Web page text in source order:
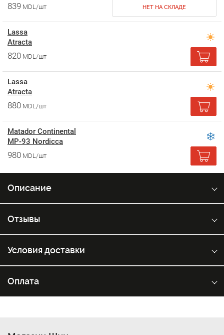
839 MDL/шт НЕТ НА СКЛАДЕ
Lassa
Atracta
820 MDL/шт
Lassa
Atracta
880 MDL/шт
Matador Continental
MP-93 Nordicca
980 MDL/шт
Описание
Отзывы
Условия доставки
Оплата